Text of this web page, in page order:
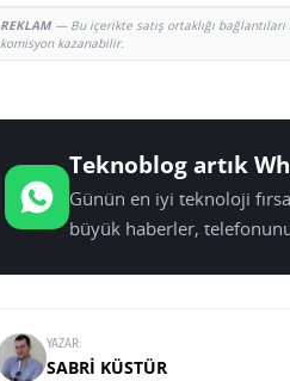
REKLAM— Bu içerikte satış ortaklığı
komisyon kazanabilir.
Teknoblog artık
Günün en iyi teknoloji
büyük haberler,
YAZAR:
SABRI KÜSTÜR